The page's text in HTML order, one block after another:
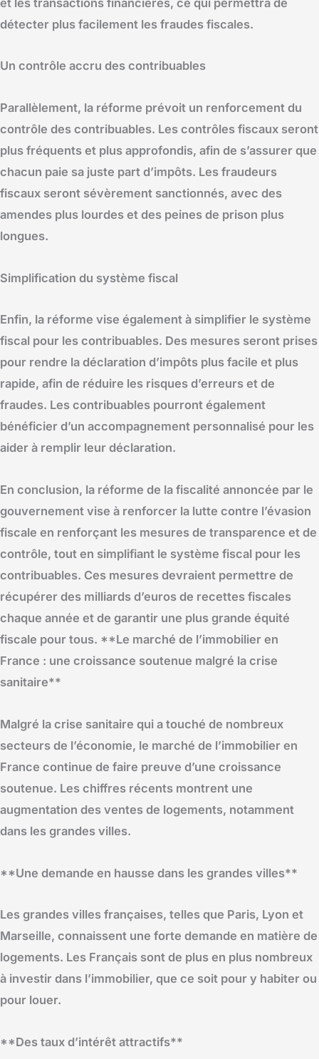
détecter plus facilement les fraudes fiscales.
Un contrôle accru des contribuables
Parallèlement, la réforme prévoit un renforcement du
contrôle des contribuables. Les contrôles fiscaux seront
plus fréquents et plus approfondis, afin de s’assurer que
chacun paie sa juste part d’impôts. Les fraudeurs
fiscaux seront sévèrement sanctionnés, avec des
amendes plus lourdes et des peines de prison plus
longues.
Simplification du système fiscal
Enfin, la réforme vise également à simplifier le système
fiscal pour les contribuables. Des mesures seront prises
pour rendre la déclaration d’impôts plus facile et plus
rapide, afin de réduire les risques d’erreurs et de
fraudes. Les contribuables pourront également
bénéficier d’un accompagnement personnalisé pour les
aider à remplir leur déclaration.
En conclusion, la réforme de la fiscalité annoncée par le
gouvernement vise à renforcer la lutte contre l’évasion
fiscale en renforçant les mesures de transparence et de
contrôle, tout en simplifiant le système fiscal pour les
contribuables. Ces mesures devraient permettre de
récupérer des milliards d’euros de recettes fiscales
chaque année et de garantir une plus grande équité
fiscale pour tous. **Le marché de l’immobilier en
France : une croissance soutenue malgré la crise
sanitaire**
Malgré la crise sanitaire qui a touché de nombreux
secteurs de l’économie, le marché de l’immobilier en
France continue de faire preuve d’une croissance
soutenue. Les chiffres récents montrent une
augmentation des ventes de logements, notamment
dans les grandes villes.
**Une demande en hausse dans les grandes villes**
Les grandes villes françaises, telles que Paris, Lyon et
Marseille, connaissent une forte demande en matière de
logements. Les Français sont de plus en plus nombreux
à investir dans l’immobilier, que ce soit pour y habiter ou
pour louer.
**Des taux d’intérêt attractifs**